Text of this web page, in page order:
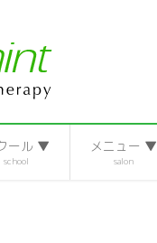
ール ▼
school
メニュー ▼
salon